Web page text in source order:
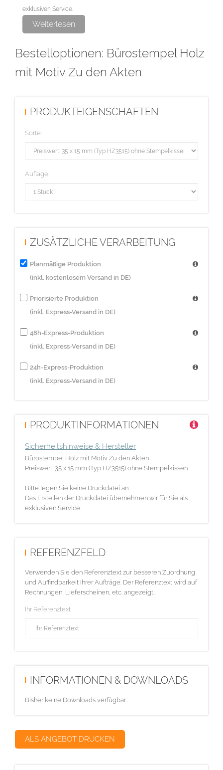
exklusiven Service.
Weiterlesen
Bestelloptionen: Bürostempel Holz
mit Motiv Zu den Akten
PRODUKTEIGENSCHAFTEN
Sorte:
Auflage:
ZUSÄTZLICHE VERARBEITUNG
Planmäßige Produktion
(inkl. kostenlosem Versand in DE)
Priorisierte Produktion
(inkl. Express-Versand in DE)
48h-Express-Produktion
(inkl. Express-Versand in DE)
24h-Express-Produktion
(inkl. Express-Versand in DE)
PRODUKTINFORMATIONEN
Sicherheitshinweise & Hersteller
Bürostempel Holz mit Motiv Zu den Akten
Preiswert: 35 x 15 mm (Typ HZ3515) ohne Stempelkissen
Bitte legen Sie keine Druckdatei an.
Das Erstellen der Druckdatei übernehmen wir für Sie als
exklusiven Service.
REFERENZFELD
Verwenden Sie den Referenztext zur besseren Zuordnung
und Auffindbarkeit Ihrer Aufträge. Der Referenztext wird auf
Rechnungen, Lieferscheinen, etc. angezeigt...
Ihr Referenztext
INFORMATIONEN & DOWNLOADS
Bisher keine Downloads verfügbar...
ALS ANGEBOT DRUCKEN